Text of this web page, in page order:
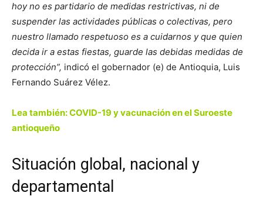
hoy no es partidario de medidas restrictivas, ni de
suspender las actividades públicas o colectivas, pero
nuestro llamado respetuoso es a cuidarnos y que quien
decida ir a estas fiestas, guarde las debidas medidas de
protección”, indicó el gobernador (e) de Antioquia, Luis
Fernando Suárez Vélez.
Lea también: COVID-19 y vacunación en el Suroeste
antioqueño
Situación global, nacional y
departamental